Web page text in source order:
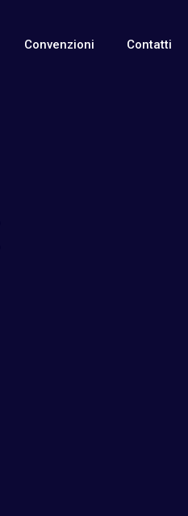
Convenzioni Contatti